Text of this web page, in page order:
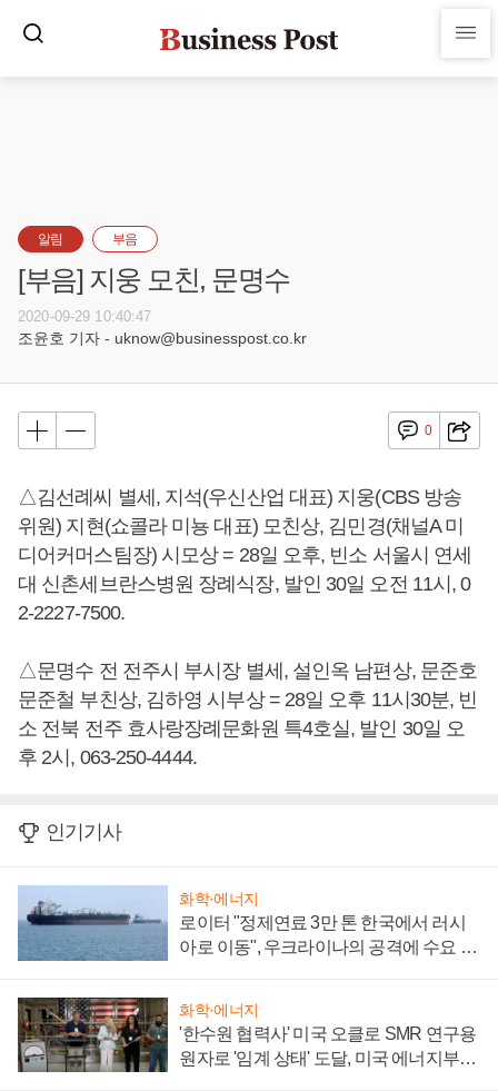
알림 부음
[부음] 지웅 모친, 문명수
2020-09-29 10:40:47
조윤호 기자 - uknow@businesspost.co.kr
0
△김선례씨 별세, 지석(우신산업 대표) 지웅(CBS 방송
위원) 지현(쇼콜라 미뇽 대표) 모친상, 김민경(채널A 미
디어커머스팀장) 시모상 = 28일 오후, 빈소 서울시 연세
대 신촌세브란스병원 장례식장, 발인 30일 오전 11시, 0
2-2227-7500.
△문명수 전 전주시 부시장 별세, 설인옥 남편상, 문준호
문준철 부친상, 김하영 시부상 = 28일 오후 11시30분, 빈
소 전북 전주 효사랑장례문화원 특4호실, 발인 30일 오
후 2시, 063-250-4444.
인기기사
화학·에너지
로이터 "정제연료 3만 톤 한국에서 러시
아로 이동", 우크라이나의 공격에 수요 늘
화학·에너지
'한수원 협력사' 미국 오클로 SMR 연구용
원자로 '임계 상태' 도달, 미국 에너지부